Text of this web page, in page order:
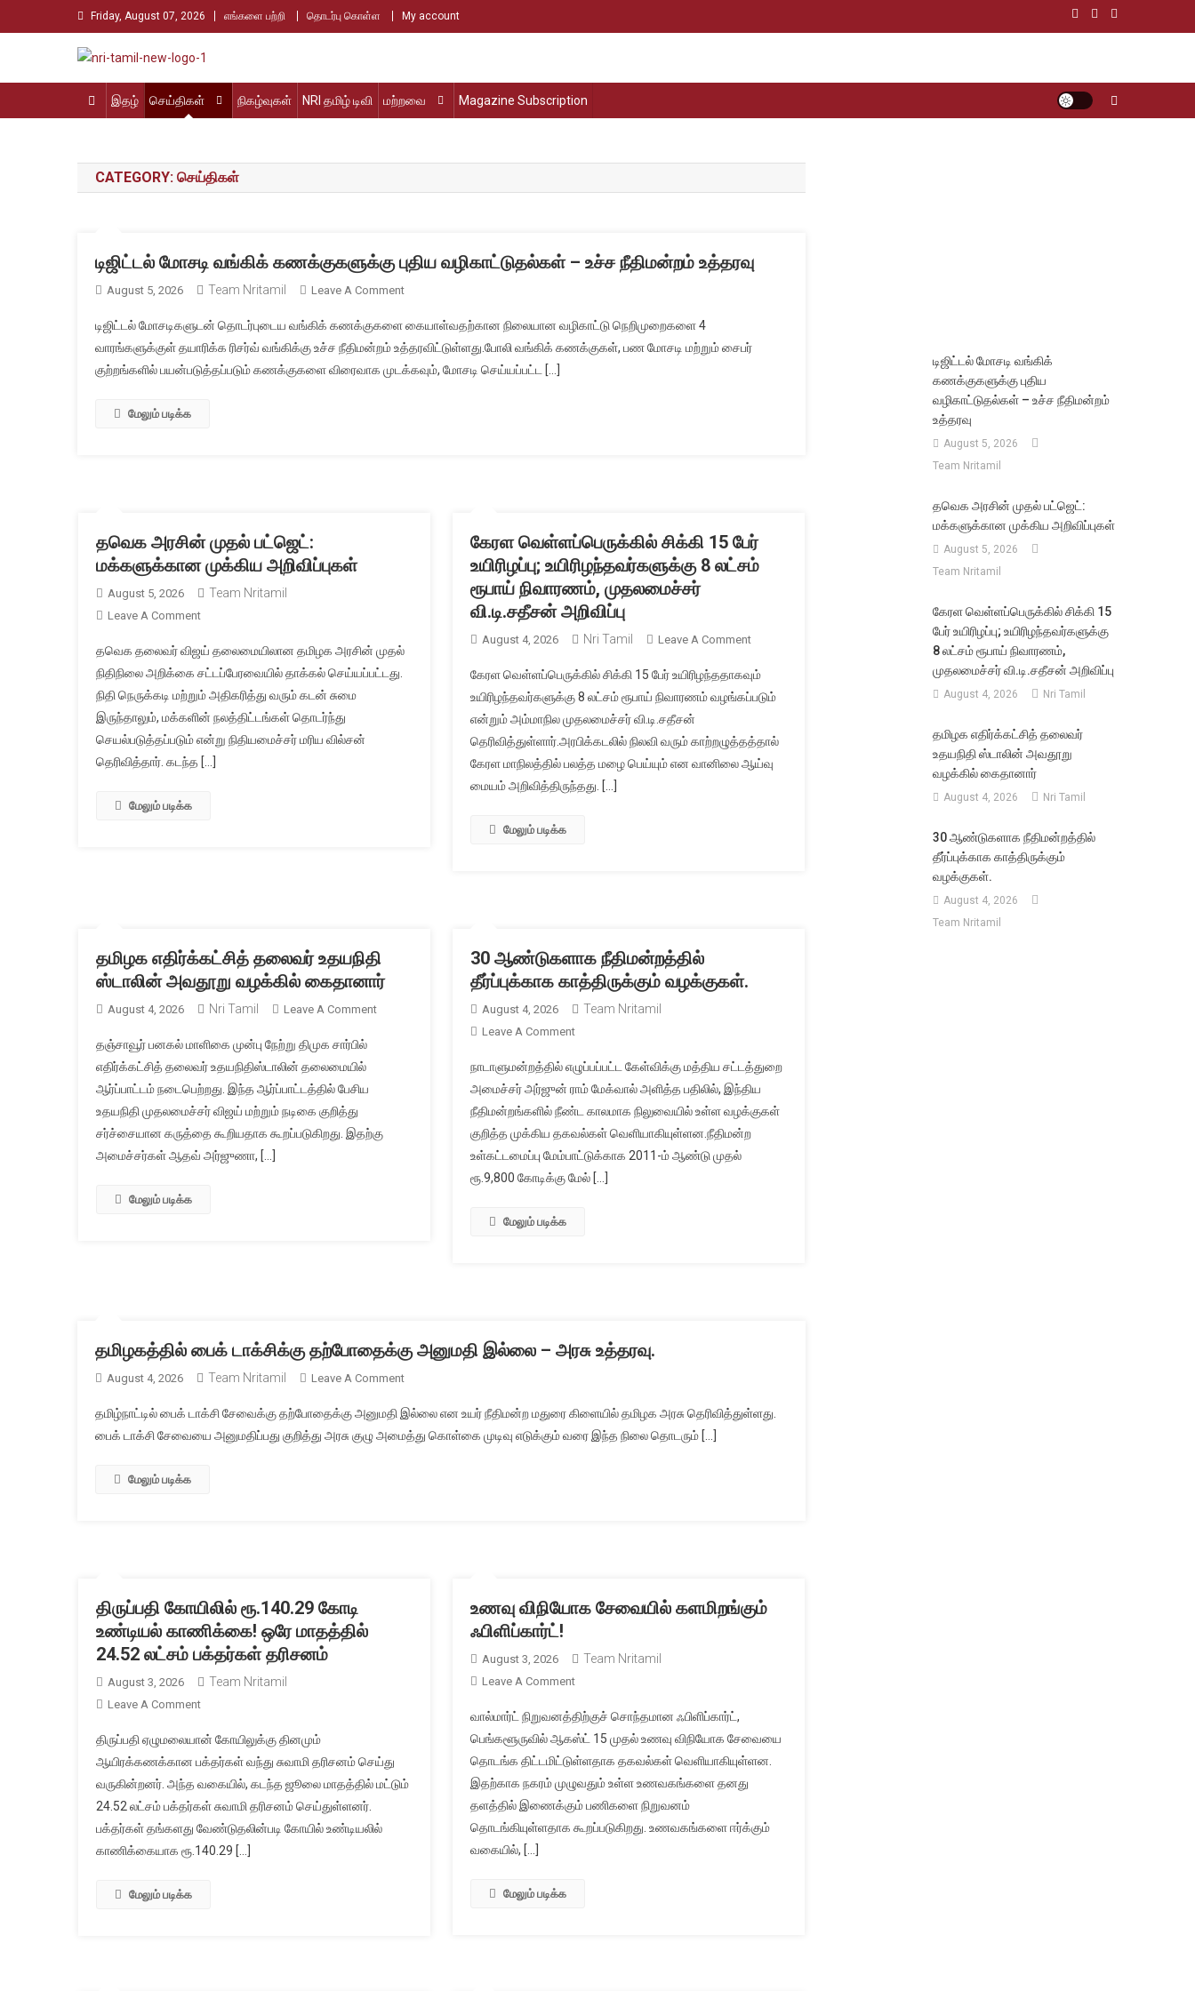
to
Friday, August 07, 2026 எங்களை பற்றி தொடர்பு கொள்ள My account
Nri Tamil
உலக தமிழர்களின் உரத்த குரல்
இதழ்
செய்திகள் நிகழ்வுகள் NRI தமிழ் டிவி மற்றவை Magazine Subscription
CATEGORY: செய்திகள்
டிஜிட்டல் மோசடி வங்கிக் கணக்குகளுக்கு புதிய வழிகாட்டுதல்கள் – உச்ச நீதிமன்றம் உத்தரவு
August 5, 2026 Team Nritamil Leave A CommentOn
மோசடி
வங்கிக்
கணக்குகளுக்கு
டிஜிட்டல் மோசடிகளுடன் தொடர்புடைய வங்கிக் கணக்குகளை கையாள்வதற்கான நிலையான வழிகாட்டு நெறிமுறைகளை 4
வாரங்களுக்குள் தயாரிக்க ரிசர்வ் வங்கிக்கு உச்ச நீதிமன்றம் உத்தரவிட்டுள்ளது.போலி வங்கிக் கணக்குகள், பண மோசடி மற்றும் சைபர்
குற்றங்களில் பயன்படுத்தப்படும் கணக்குகளை விரைவாக முடக்கவும், மோசடி செய்யப்பட்ட […]
மேலும் படிக்க
தவெக அரசின் முதல் பட்ஜெட்:
மக்களுக்கான முக்கிய அறிவிப்புகள்
August 5, 2026 Team Nritamil
Leave A CommentOn
அரசின்
முதல்
பட்ஜெட்:
மக்களுக்கான
முக்கிய
அறிவிப்புகள்
தவெக தலைவர் விஜய் தலைமையிலான தமிழக அரசின் முதல்
நிதிநிலை அறிக்கை சட்டப்பேரவையில் தாக்கல் செய்யப்பட்டது.
நிதி நெருக்கடி மற்றும் அதிகரித்து வரும் கடன் சுமை
இருந்தாலும், மக்களின் நலத்திட்டங்கள் தொடர்ந்து
செயல்படுத்தப்படும் என்று நிதியமைச்சர் மரிய வில்சன்
தெரிவித்தார். கடந்த […]
மேலும் படிக்க
கேரள வெள்ளப்பெருக்கில் சிக்கி 15 பேர்
உயிரிழப்பு; உயிரிழந்தவர்களுக்கு 8 லட்சம்
ரூபாய் நிவாரணம், முதலமைச்சர்
வி.டி.சதீசன் அறிவிப்பு
August 4, 2026 Nri Tamil Leave A CommentOn
வெள்ளப்பெருக்கில்
சிக்கி
பேர்
உயிரிழப்பு;
கேரள வெள்ளப்பெருக்கில் சிக்கி 15 பேர் உயிரிழந்ததாகவும்
உயிரிழந்தவர்களுக்கு 8 லட்சம் ரூபாய் நிவாரணம் வழங்கப்படும்
என்றும் அம்மாநில முதலமைச்சர் வி.டி.சதீசன்
தெரிவித்துள்ளார்.அரபிக்கடலில் நிலவி வரும் காற்றழுத்தத்தால்
கேரள மாநிலத்தில் பலத்த மழை பெய்யும் என வானிலை ஆய்வு
மையம் அறிவித்திருந்தது. […]
மேலும் படிக்க
தமிழக எதிர்க்கட்சித் தலைவர் உதயநிதி
ஸ்டாலின் அவதூறு வழக்கில் கைதானார்
August 4, 2026 Nri Tamil Leave A CommentOn
அவதூறு
தஞ்சாவூர் பனகல் மாளிகை முன்பு நேற்று திமுக சார்பில்
எதிர்க்கட்சித் தலைவர் உதயநிதிஸ்டாலின் தலைமையில்
ஆர்ப்பாட்டம் நடைபெற்றது. இந்த ஆர்ப்பாட்டத்தில் பேசிய
உதயநிதி முதலமைச்சர் விஜய் மற்றும் நடிகை குறித்து
சர்ச்சையான கருத்தை கூறியதாக கூறப்படுகிறது. இதற்கு
அமைச்சர்கள் ஆதவ் அர்ஜுணா, […]
மேலும் படிக்க
30 ஆண்டுகளாக நீதிமன்றத்தில்
தீர்ப்புக்காக காத்திருக்கும் வழக்குகள்.
August 4, 2026 Team Nritamil
Leave A CommentOn
ஆண்டுகளாக
நீதிமன்றத்தில்
தீர்ப்புக்காக
காத்திருக்கும்
வழக்குகள்.
நாடாளுமன்றத்தில் எழுப்பப்பட்ட கேள்விக்கு மத்திய சட்டத்துறை
அமைச்சர் அர்ஜுன் ராம் மேக்வால் அளித்த பதிலில், இந்திய
நீதிமன்றங்களில் நீண்ட காலமாக நிலுவையில் உள்ள வழக்குகள்
குறித்த முக்கிய தகவல்கள் வெளியாகியுள்ளன.நீதிமன்ற
உள்கட்டமைப்பு மேம்பாட்டுக்காக 2011-ம் ஆண்டு முதல்
ரூ.9,800 கோடிக்கு மேல் […]
மேலும் படிக்க
தமிழகத்தில் பைக் டாக்சிக்கு தற்போதைக்கு அனுமதி இல்லை – அரசு உத்தரவு.
August 4, 2026 Team Nritamil Leave A CommentOn
பைக்
டாக்சிக்கு
தமிழ்நாட்டில் பைக் டாக்சி சேவைக்கு தற்போதைக்கு அனுமதி இல்லை என உயர் நீதிமன்ற மதுரை கிளையில் தமிழக அரசு தெரிவித்துள்ளது.
பைக் டாக்சி சேவையை அனுமதிப்பது குறித்து அரசு குழு அமைத்து கொள்கை முடிவு எடுக்கும் வரை இந்த நிலை தொடரும் […]
மேலும் படிக்க
திருப்பதி கோயிலில் ரூ.140.29 கோடி
உண்டியல் காணிக்கை! ஒரே மாதத்தில்
24.52 லட்சம் பக்தர்கள் தரிசனம்
August 3, 2026 Team Nritamil
Leave A CommentOn
கோயிலில்
ரூ.140.29
கோடி
உண்டியல்
காணிக்கை!
ஒரே
திருப்பதி ஏழுமலையான் கோயிலுக்கு தினமும்
ஆயிரக்கணக்கான பக்தர்கள் வந்து சுவாமி தரிசனம் செய்து
வருகின்றனர். அந்த வகையில், கடந்த ஜூலை மாதத்தில் மட்டும்
24.52 லட்சம் பக்தர்கள் சுவாமி தரிசனம் செய்துள்ளனர்.
பக்தர்கள் தங்களது வேண்டுதலின்படி கோயில் உண்டியலில்
காணிக்கையாக ரூ.140.29 […]
மேலும் படிக்க
உணவு விநியோக சேவையில் களமிறங்கும்
ஃபிளிப்கார்ட்!
August 3, 2026 Team Nritamil
Leave A CommentOn
விநியோக
சேவையில்
களமிறங்கும்
ஃபிளிப்கார்ட்!
வால்மார்ட் நிறுவனத்திற்குச் சொந்தமான ஃபிளிப்கார்ட்,
பெங்களூருவில் ஆகஸ்ட் 15 முதல் உணவு விநியோக சேவையை
தொடங்க திட்டமிட்டுள்ளதாக தகவல்கள் வெளியாகியுள்ளன.
இதற்காக நகரம் முழுவதும் உள்ள உணவகங்களை தனது
தளத்தில் இணைக்கும் பணிகளை நிறுவனம்
தொடங்கியுள்ளதாக கூறப்படுகிறது. உணவகங்களை ஈர்க்கும்
வகையில், […]
மேலும் படிக்க
டிஜிட்டல் மோசடி வங்கிக்
கணக்குகளுக்கு புதிய
வழிகாட்டுதல்கள் – உச்ச நீதிமன்றம்
உத்தரவு
August 5, 2026
Team Nritamil
தவெக அரசின் முதல் பட்ஜெட்:
மக்களுக்கான முக்கிய அறிவிப்புகள்
August 5, 2026
Team Nritamil
கேரள வெள்ளப்பெருக்கில் சிக்கி 15
பேர் உயிரிழப்பு; உயிரிழந்தவர்களுக்கு
8 லட்சம் ரூபாய் நிவாரணம்,
முதலமைச்சர் வி.டி.சதீசன் அறிவிப்பு
August 4, 2026 Nri Tamil
தமிழக எதிர்க்கட்சித் தலைவர்
உதயநிதி ஸ்டாலின் அவதூறு
வழக்கில் கைதானார்
August 4, 2026 Nri Tamil
30 ஆண்டுகளாக நீதிமன்றத்தில்
தீர்ப்புக்காக காத்திருக்கும்
வழக்குகள்.
August 4, 2026
Team Nritamil